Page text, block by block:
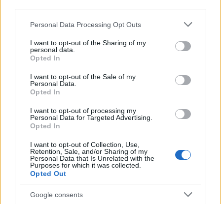
Please note that this website/app uses one or more Google
not limited to your visit or usage behaviour. You may click to
grant or deny consent to Google and its third-party tags to
use your data for below specified purposes in below Google
consent section.
Personal Data Processing Opt Outs
I want to opt-out of the Sharing of my
personal data.
Opted In
I want to opt-out of the Sale of my
Personal Data.
Opted In
I want to opt-out of processing my
Personal Data for Targeted Advertising.
Opted In
I want to opt-out of Collection, Use,
Retention, Sale, and/or Sharing of my
Personal Data that Is Unrelated with the
Purposes for which it was collected.
Opted Out
Google consents
szintén a rendkívül számításigényes Bitcoin
bányászatot végezték.A melegedést és a rendkívül
lemerülést pedig azzal a trükkel igyekeztek
leplezni, hogy
kártevő minden 5-ik másodpercben ellenőrizte
az akku szintjét, és csak ha az 50% felett volt,
emellett a hálózati töltés aktív volt, valamint a
képernyő is le volt kapcsolva, csak akkor
indította el a pénzt bányászatot.